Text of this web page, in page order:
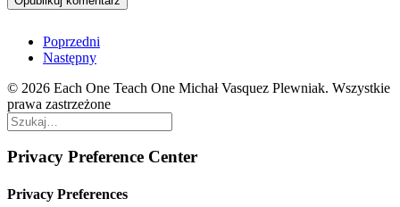
Poprzedni
Następny
© 2026 Each One Teach One Michał Vasquez Plewniak. Wszystkie
prawa zastrzeżone
Privacy Preference Center
Privacy Preferences